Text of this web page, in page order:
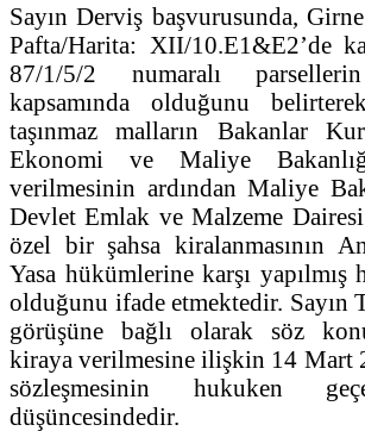
Sayın Derviş başvurusunda,
Pafta/Harita: XII/10.E1&E2’de
87/1/5/2 numaralı
kapsamında olduğunu
taşınmaz malların Bakanlar
Ekonomi ve Maliye
verilmesinin ardından Maliye
Devlet Emlak ve Malzeme
özel bir şahsa kiralanmasının
Yasa hükümlerine karşı yapılmış
olduğunu ifade etmektedir. Sayın
görüşüne bağlı olarak söz
kiraya verilmesine ilişkin 14 Mart
sözleşmesinin hukuken
düşüncesindedir.